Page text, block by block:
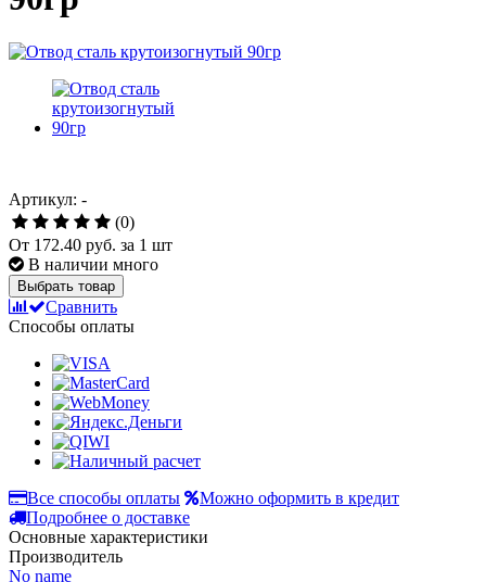
Артикул: -
(0)
От 172.40 руб. за 1 шт
В наличии много
Выбрать товар
Сравнить
Способы оплаты
Все способы оплаты
Можно оформить в кредит
Подробнее о доставке
Основные характеристики
Производитель
No name